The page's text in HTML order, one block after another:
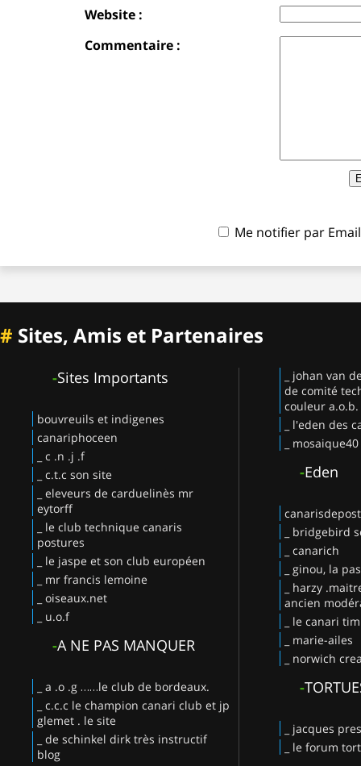
Website :
Commentaire :
Me notifier par
# Sites, Amis et Partenaires
-Sites Importants
bouvreuils et indigenes
canariphoceen
_ c .n .j .f
_ c.t.c son site
_ eleveurs de carduelinès mr
eytorff
_ le club technique canaris
postures
_ le jaspe et son club européen
_ mr francis lemoine
_ oiseaux.net
_ u.o.f
-A NE PAS MANQUER
_ a .o .g ……le club de bordeaux.
_ c.c.c le champion canari club et jp
glemet . le site
_ de schinkel dirk très instructif
blog
_ johan van
de comité
couleur a.o.b.
_ l'eden des
_ mosaique40
-Eden
_ bridgebird
_ canarich
_ ginou, la
_ harzy
ancien
_ le canari
_ marie-ailes
_ norwich
-
_ jacques
_ le forum